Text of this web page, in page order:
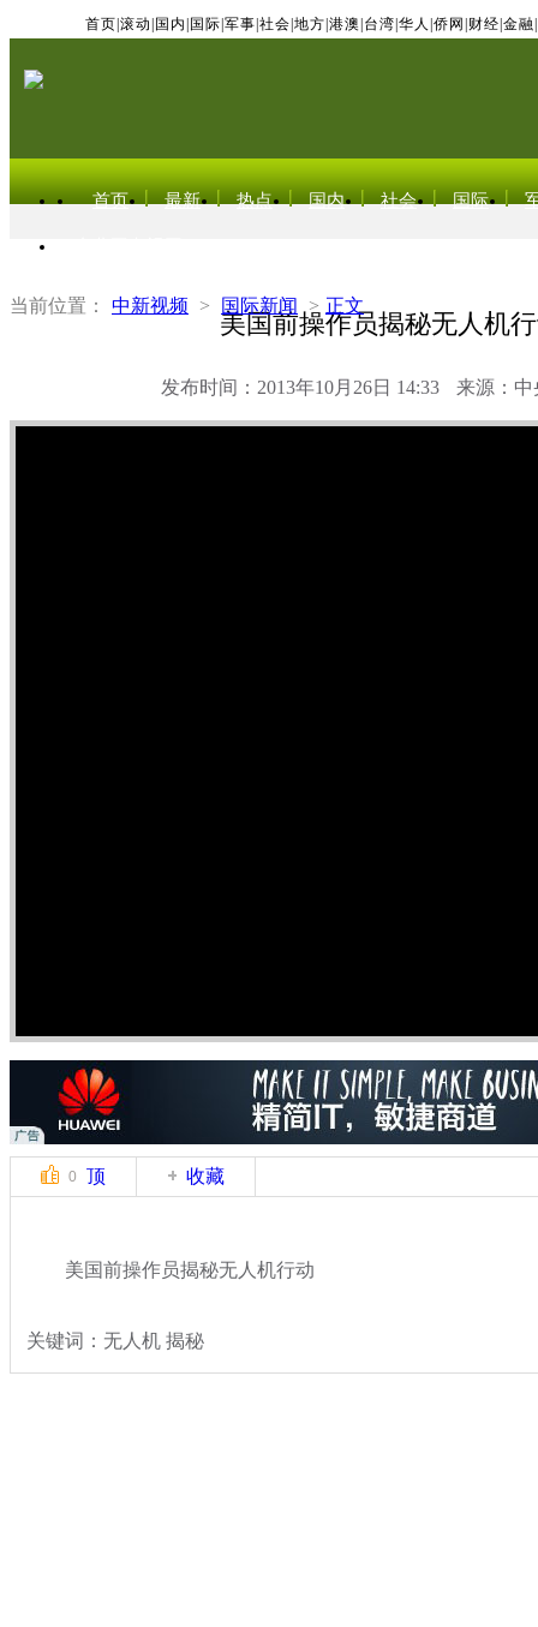
首页 滚动 国内 国际 军事 社会 地方 港澳 台湾 华人 侨网 财经 金融
首页 最新 热点 国内 社会 国际
当前位置： 中新视频 > 国际新闻 > 正文
美国前操作员揭秘无人机
发布时间：2013年10月26日 14:33 来源：中
0 顶 收藏
美国前操作员揭秘无人机行动
关键词：无人机 揭秘